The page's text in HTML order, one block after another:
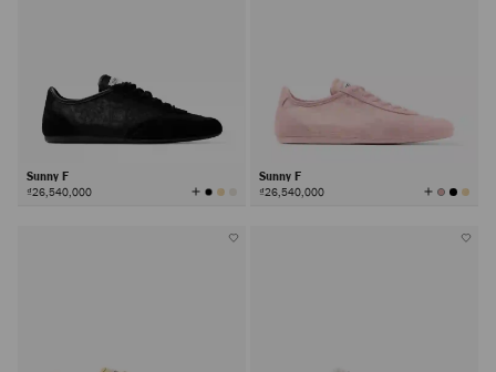
Sunny F
₫26,540,000 查
看
Sunny F
₫26,540,000 查
看